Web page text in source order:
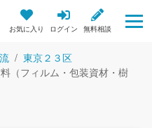
お気に入り ログイン 無料相談
東京２３区
（フィルム・包装資材・樹